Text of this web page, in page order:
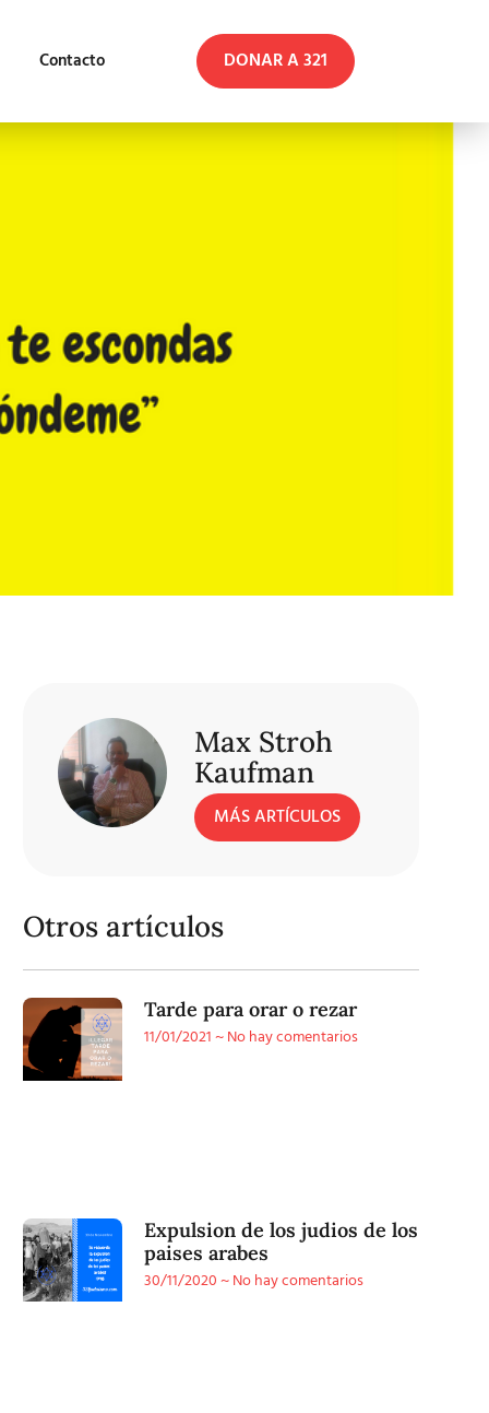
Contacto DONAR A 321
Max Stroh
Kaufman
MÁS ARTÍCULOS
Otros artículos
Tarde para orar o rezar
11/01/2021 No hay comentarios
Expulsion de los judios de los
paises arabes
30/11/2020 No hay comentarios